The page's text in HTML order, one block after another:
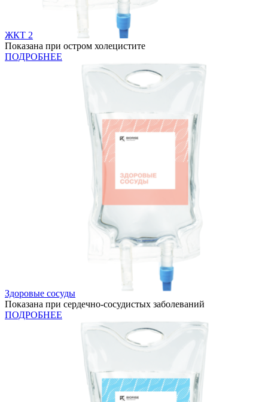
ЖКТ 2
Показана при остром холецистите
ПОДРОБНЕЕ
Здоровые сосуды
Показана при сердечно-сосудистых заболеваний
ПОДРОБНЕЕ